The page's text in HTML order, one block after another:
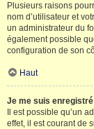
Plusieurs raisons
nom d’utilisateur et
un administrateur du
également possible
configuration de son
Haut
Je me suis
Il est possible qu’un
effet, il est courant de